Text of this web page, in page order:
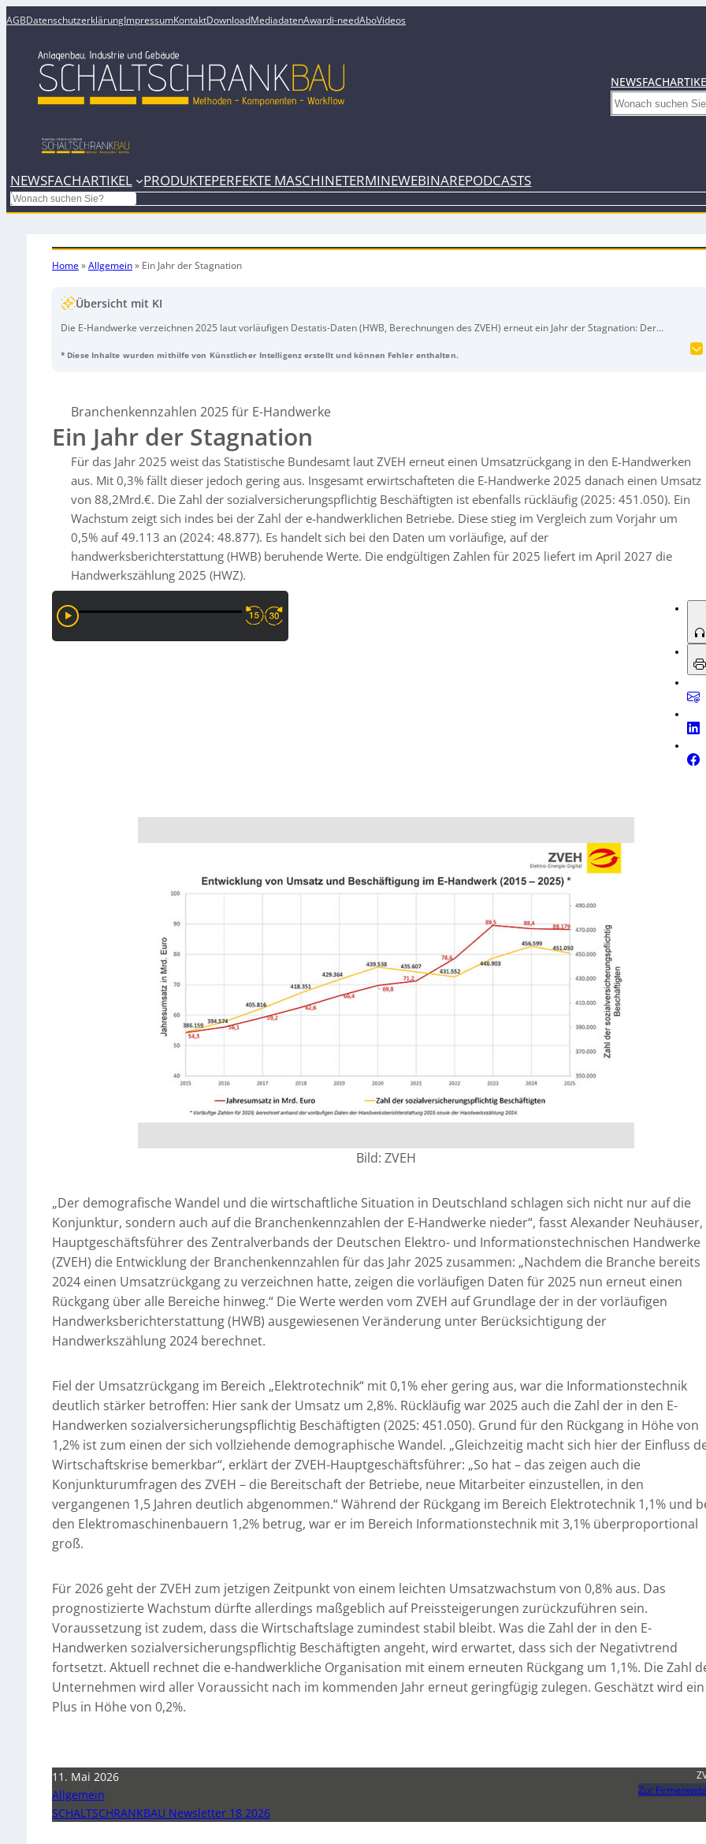
AGBDatenschutzerklärungImpressumKontaktDownloadMediadatenAwardi-needAboVideos
NEWS
Search
NEWSFACHARTIKEL PRODUKTEPERFEKTE MASCHINETERMINEWEBINAREPODCASTS
Search
Home»Allgemein» Ein Jahr der Stagnation
Übersicht mit KI
Die E-Handwerke verzeichnen 2025 laut vorläufigen Destatis-Daten (HWB, Berechnungen des ZVEH) erneut ein Jahr der Stagnation: Der
der Rückgang in der Informationstechnik deutlich stärker aus (–2,8 Prozent). Auch die Zahl der sozialversicherungspflichtig Beschäftigten geht
Unternehmen (+0,2 Prozent). Endgültige Zahlen liefert die Handwerkszählung 2025 im April 2027.
* Diese Inhalte wurden mithilfe von Künstlicher Intelligenz erstellt und können Fehler enthalten.
Branchenkennzahlen 2025 für E-Handwerke
Ein Jahr der Stagnation
Für das Jahr 2025 weist das Statistische Bundesamt laut ZVEH erneut einen Umsatzrückgang in den E-Handwerken
aus. Mit 0,3% fällt dieser jedoch gering aus. Insgesamt erwirtschafteten die E-Handwerke 2025 danach einen Umsatz
von 88,2Mrd.€. Die Zahl der sozialversicherungspflichtig Beschäftigten ist ebenfalls rückläufig (2025: 451.050). Ein
Wachstum zeigt sich indes bei der Zahl der e-handwerklichen Betriebe. Diese stieg im Vergleich zum Vorjahr um
0,5% auf 49.113 an (2024: 48.877). Es handelt sich bei den Daten um vorläufige, auf der
handwerksberichterstattung (HWB) beruhende Werte. Die endgültigen Zahlen für 2025 liefert im April 2027 die
Handwerkszählung 2025 (HWZ).
Bild: ZVEH
„Der demografische Wandel und die wirtschaftliche Situation in Deutschland schlagen sich nicht nur auf die
Konjunktur, sondern auch auf die Branchenkennzahlen der E-Handwerke nieder“, fasst Alexander Neuhäuser,
Hauptgeschäftsführer des Zentralverbands der Deutschen Elektro- und Informationstechnischen Handwerke
(ZVEH) die Entwicklung der Branchenkennzahlen für das Jahr 2025 zusammen: „Nachdem die Branche bereits
2024 einen Umsatzrückgang zu verzeichnen hatte, zeigen die vorläufigen Daten für 2025 nun erneut einen
Rückgang über alle Bereiche hinweg.“ Die Werte werden vom ZVEH auf Grundlage der in der vorläufigen
Handwerksberichterstattung (HWB) ausgewiesenen Veränderung unter Berücksichtigung der
Handwerkszählung 2024 berechnet.
Fiel der Umsatzrückgang im Bereich „Elektrotechnik“ mit 0,1% eher gering aus, war die Informationstechnik
deutlich stärker betroffen: Hier sank der Umsatz um 2,8%. Rückläufig war 2025 auch die Zahl der in den E-
Handwerken sozialversicherungspflichtig Beschäftigten (2025: 451.050). Grund für den Rückgang in Höhe von
1,2% ist zum einen der sich vollziehende demographische Wandel. „Gleichzeitig macht sich hier der Einfluss
Wirtschaftskrise bemerkbar“, erklärt der ZVEH-Hauptgeschäftsführer: „So hat – das zeigen auch die
Konjunkturumfragen des ZVEH – die Bereitschaft der Betriebe, neue Mitarbeiter einzustellen, in den
vergangenen 1,5 Jahren deutlich abgenommen.“ Während der Rückgang im Bereich Elektrotechnik 1,1% und
den Elektromaschinenbauern 1,2% betrug, war er im Bereich Informationstechnik mit 3,1% überproportional
groß.
Für 2026 geht der ZVEH zum jetzigen Zeitpunkt von einem leichten Umsatzwachstum von 0,8% aus. Das
prognostizierte Wachstum dürfte allerdings maßgeblich auf Preissteigerungen zurückzuführen sein.
Voraussetzung ist zudem, dass die Wirtschaftslage zumindest stabil bleibt. Was die Zahl der in den E-
Handwerken sozialversicherungspflichtig Beschäftigten angeht, wird erwartet, dass sich der Negativtrend
fortsetzt. Aktuell rechnet die e-handwerkliche Organisation mit einem erneuten Rückgang um 1,1%. Die Zahl
Unternehmen wird aller Voraussicht nach im kommenden Jahr erneut geringfügig zulegen. Geschätzt wird ein
Plus in Höhe von 0,2%.
11. Mai 2026
Allgemein
SCHALTSCHRANKBAU Newsletter 18 2026
Zur